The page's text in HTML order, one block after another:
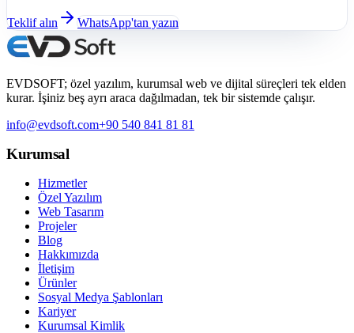
Teklif alın WhatsApp'tan yazın
EVDSOFT; özel yazılım, kurumsal web ve dijital süreçleri tek elden
kurar. İşiniz beş ayrı araca dağılmadan, tek bir sistemde çalışır.
info@evdsoft.com+90 540 841 81 81
Kurumsal
Hizmetler
Özel Yazılım
Web Tasarım
Projeler
Blog
Hakkımızda
İletişim
Ürünler
Sosyal Medya Şablonları
Kariyer
Kurumsal Kimlik